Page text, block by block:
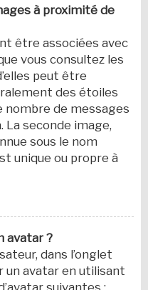
à proximité de
être associées avec
vous consultez les
peut être
des étoiles
nombre de messages
seconde image,
sous le nom
unique ou propre à
avatar ?
dans l’onglet
un avatar en utilisant